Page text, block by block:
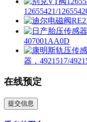
12655421/
407001AA0D
器，4921517/
在线预定
提交信息